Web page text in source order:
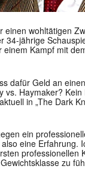
einen wohltätigen
34-jährige
einem Kampf mit
dafür Geld an
vs. Haymaker?
in „The Dark
ein
eine Erfahrung.
professionellen
zu